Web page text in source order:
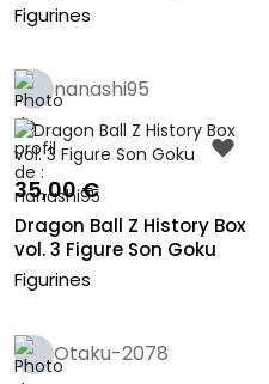
Figurines
nanashi95
35,00 €
Dragon Ball Z History Box
vol. 3 Figure Son Goku
Figurines
Otaku-2078